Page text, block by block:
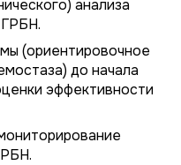
анализа
(ориентировочное
до начала
эффективности